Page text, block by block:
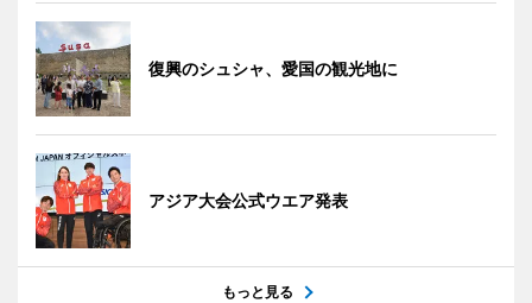
復興のシュシャ、愛国の観光地に
アジア大会公式ウエア発表
もっと見る